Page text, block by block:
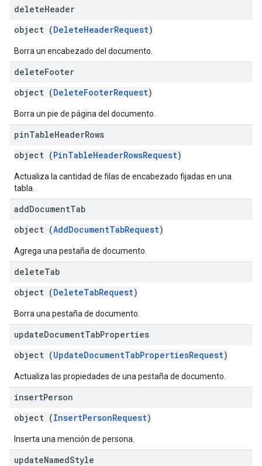
deleteHeader
object (DeleteHeaderRequest)
Borra un encabezado del documento.
deleteFooter
object (DeleteFooterRequest)
Borra un pie de página del documento.
pinTableHeaderRows
object (PinTableHeaderRowsRequest)
Actualiza la cantidad de filas de encabezado fijadas en una
tabla.
addDocumentTab
object (AddDocumentTabRequest)
Agrega una pestaña de documento.
deleteTab
object (DeleteTabRequest)
Borra una pestaña de documento.
updateDocumentTabProperties
object (UpdateDocumentTabPropertiesRequest)
Actualiza las propiedades de una pestaña de documento.
insertPerson
object (InsertPersonRequest)
Inserta una mención de persona.
updateNamedStyle